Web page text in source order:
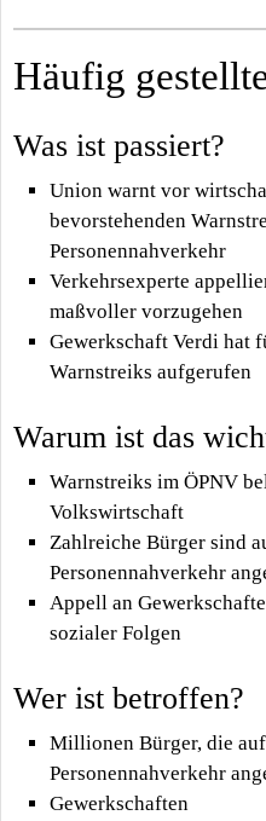
Häufig
Was ist passiert?
Union warnt vor
bevorstehenden
Personennahverkehr
Verkehrsexperte
maßvoller vorzugehen
Gewerkschaft Verdi hat
Warnstreiks aufgerufen
Warum ist das
Warnstreiks im ÖPNV
Volkswirtschaft
Zahlreiche Bürger sind
Personennahverkehr
Appell an
sozialer Folgen
Wer ist betroffen?
Millionen Bürger, die
Personennahverkehr
Gewerkschaften